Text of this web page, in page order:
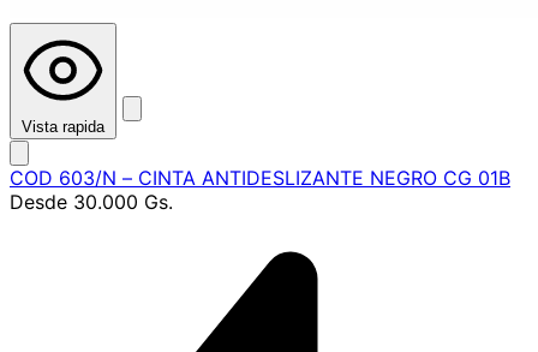
Vista rapida
COD 603/N – CINTA ANTIDESLIZANTE NEGRO CG 01B
Desde 30.000 Gs.